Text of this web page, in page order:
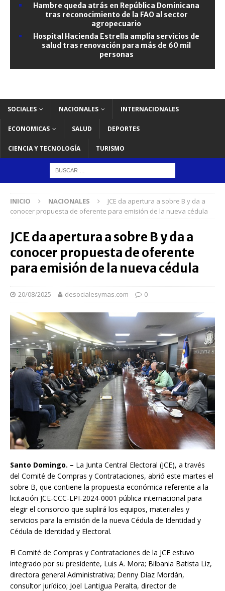
Hambre queda atrás en República Dominicana
tras reconocimiento de la FAO al sector
agropecuario
Hospital Hacienda Estrella amplía servicios de
salud tras renovación para más de 60 mil
personas
SOCIALES NACIONALES INTERNACIONALES
ECONOMICAS SALUD DEPORTES
CIENCIA Y TECNOLOGÍA TURISMO
INICIO NACIONALES
JCE da apertura a sobre B y da a
conocer propuesta de oferente para emisión de la nueva cédula
JCE da apertura a sobre B y da a
conocer propuesta de oferente
para emisión de la nueva cédula
20/08/2025 desocialesymas.com 0
Santo Domingo. – La Junta Central Electoral (JCE), a través
del Comité de Compras y Contrataciones, abrió este martes el
sobre B, que contiene la propuesta económica referente a la
licitación JCE-CCC-LPI-2024-0001 pública internacional para
elegir el consorcio que suplirá los equipos, materiales y
servicios para la emisión de la nueva Cédula de Identidad y
Cédula de Identidad y Electoral.
El Comité de Compras y Contrataciones de la JCE estuvo
integrado por su presidente, Luis A. Mora; Bilbania Batista Liz,
directora general Administrativa; Denny Díaz Mordán,
consultor jurídico; Joel Lantigua Peralta, director de